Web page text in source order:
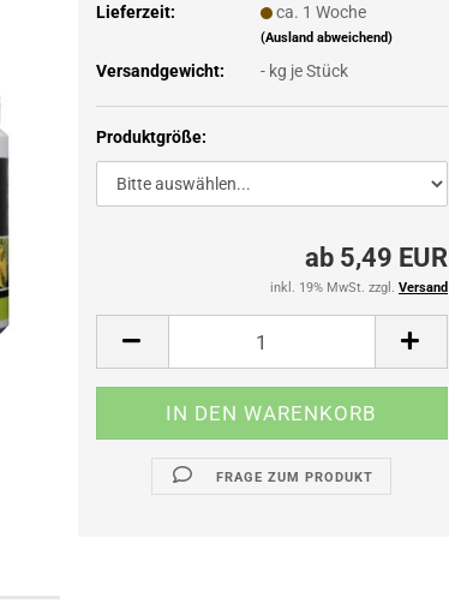
Lieferzeit:
ca. 1 Woche
(Ausland abweichend)
Versandgewicht: -kg je Stück
Produktgröße:
ab 5,49 EUR
inkl. 19% MwSt. zzgl. Versand
FRAGE ZUM PRODUKT